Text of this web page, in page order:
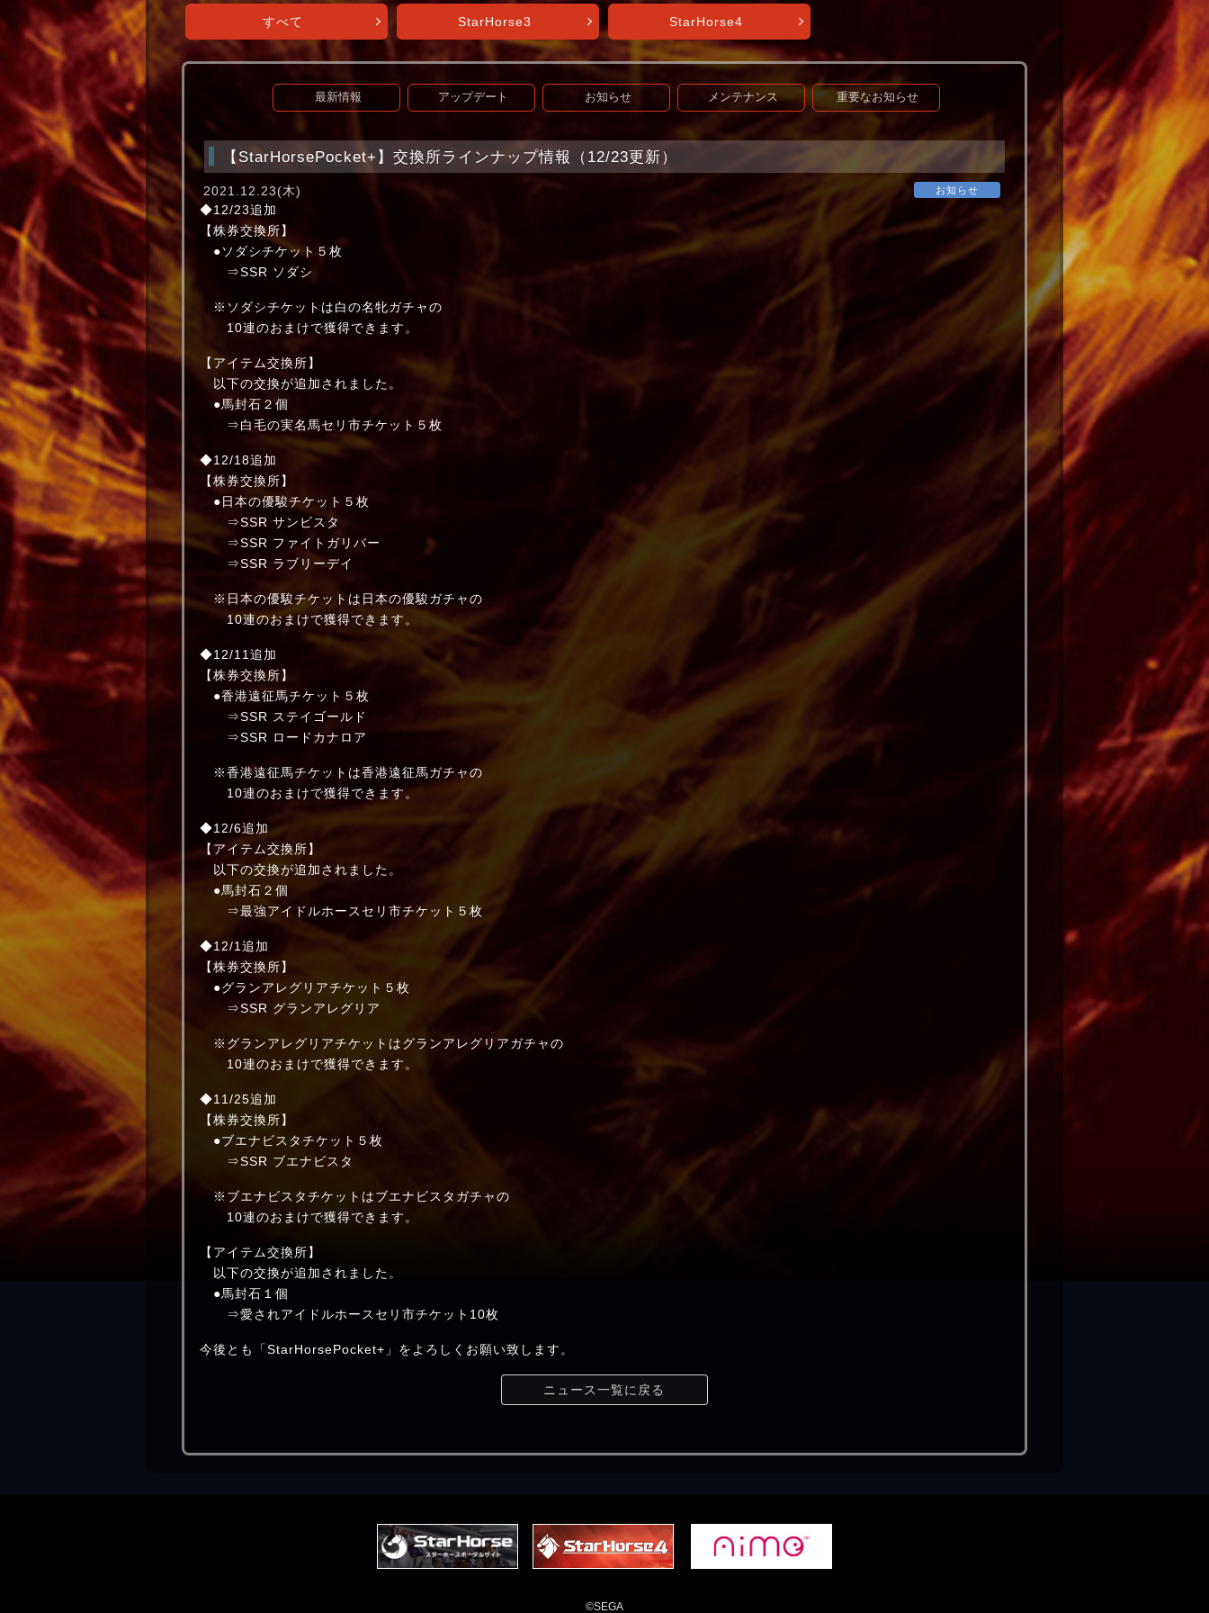
すべて StarHorse3 StarHorse4
最新情報 アップデート お知らせ メンテナンス 重要なお知らせ
【StarHorsePocket+】交換所ラインナップ情報（12/23更新）
お知らせ
2021.12.23(木)
◆12/23追加
【株券交換所】
●ソダシチケット５枚
⇒SSR ソダシ
※ソダシチケットは白の名牝ガチャの
10連のおまけで獲得できます。
【アイテム交換所】
以下の交換が追加されました。
●馬封石２個
⇒白毛の実名馬セリ市チケット５枚
◆12/18追加
【株券交換所】
●日本の優駿チケット５枚
⇒SSR サンビスタ
⇒SSR ファイトガリバー
⇒SSR ラブリーデイ
※日本の優駿チケットは日本の優駿ガチャの
10連のおまけで獲得できます。
◆12/11追加
【株券交換所】
●香港遠征馬チケット５枚
⇒SSR ステイゴールド
⇒SSR ロードカナロア
※香港遠征馬チケットは香港遠征馬ガチャの
10連のおまけで獲得できます。
◆12/6追加
【アイテム交換所】
以下の交換が追加されました。
●馬封石２個
⇒最強アイドルホースセリ市チケット５枚
◆12/1追加
【株券交換所】
●グランアレグリアチケット５枚
⇒SSR グランアレグリア
※グランアレグリアチケットはグランアレグリアガチャの
10連のおまけで獲得できます。
◆11/25追加
【株券交換所】
●ブエナビスタチケット５枚
⇒SSR ブエナビスタ
※ブエナビスタチケットはブエナビスタガチャの
10連のおまけで獲得できます。
【アイテム交換所】
以下の交換が追加されました。
●馬封石１個
⇒愛されアイドルホースセリ市チケット10枚
今後とも「StarHorsePocket+」をよろしくお願い致します。
ニュース一覧に戻る
©SEGA